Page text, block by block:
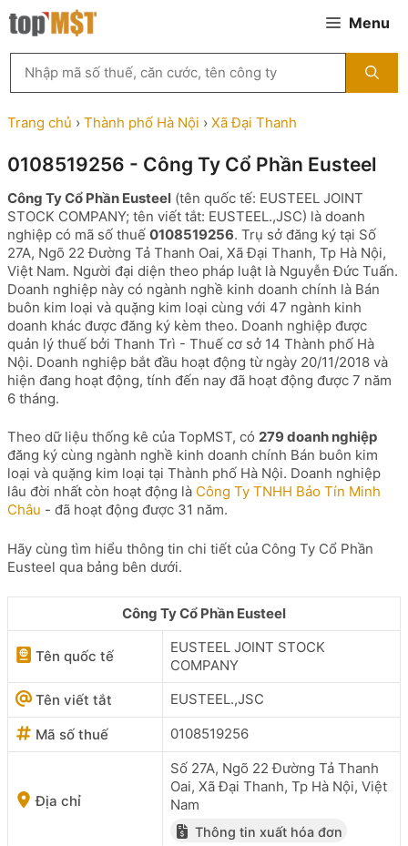
Chuyển
đến
Menu
kiếm
MST
theo
tên
ty,
người
đại
diện
hoặc
mã
số
thuế
...
Trang chủ › Thành phố Hà Nội › Xã Đại Thanh
0108519256 - Công Ty Cổ Phần Eusteel
Công Ty Cổ Phần Eusteel (tên quốc tế: EUSTEEL JOINT
STOCK COMPANY; tên viết tắt: EUSTEEL.,JSC) là doanh
nghiệp có mã số thuế 0108519256. Trụ sở đăng ký tại Số
27A, Ngõ 22 Đường Tả Thanh Oai, Xã Đại Thanh, Tp Hà Nội,
Việt Nam. Người đại diện theo pháp luật là Nguyễn Đức Tuấn.
Doanh nghiệp này có ngành nghề kinh doanh chính là Bán
buôn kim loại và quặng kim loại cùng với 47 ngành kinh
doanh khác được đăng ký kèm theo. Doanh nghiệp được
quản lý thuế bởi Thanh Trì - Thuế cơ sở 14 Thành phố Hà
Nội. Doanh nghiệp bắt đầu hoạt động từ ngày 20/11/2018 và
hiện đang hoạt động, tính đến nay đã hoạt động được 7 năm
6 tháng.
Theo dữ liệu thống kê của TopMST, có 279 doanh nghiệp
đăng ký cùng ngành nghề kinh doanh chính Bán buôn kim
loại và quặng kim loại tại Thành phố Hà Nội. Doanh nghiệp
lâu đời nhất còn hoạt động là Công Ty TNHH Bảo Tín Minh
Châu - đã hoạt động được 31 năm.
Hãy cùng tìm hiểu thông tin chi tiết của Công Ty Cổ Phần
Eusteel qua bảng bên dưới.
Công Ty Cổ Phần Eusteel
Tên quốc tế
EUSTEEL JOINT STOCK
COMPANY
Tên viết tắt
EUSTEEL.,JSC
Mã số thuế 0108519256
Địa chỉ
Số 27A, Ngõ 22 Đường Tả Thanh
Oai, Xã Đại Thanh, Tp Hà Nội, Việt
Nam
Thông tin xuất hóa đơn